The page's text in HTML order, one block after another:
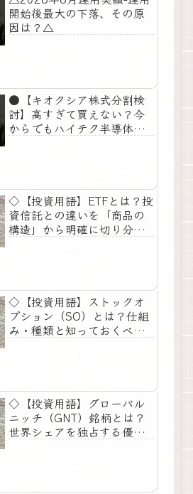
開始後最大の下落、その原
因は？△
●【キオクシア株式分割検
討】高すぎて買えない？今
からでもハイテク半導体株
◇【投資用語】ETFとは？投
資信託との違いを「商品の
構造」から明確に切り分け
◇【投資用語】ストックオ
プション（SO）とは？仕組
み・種類と知っておくべき
◇【投資用語】グローバル
ニッチ（GNT）銘柄とは？
世界シェアを独占する優良